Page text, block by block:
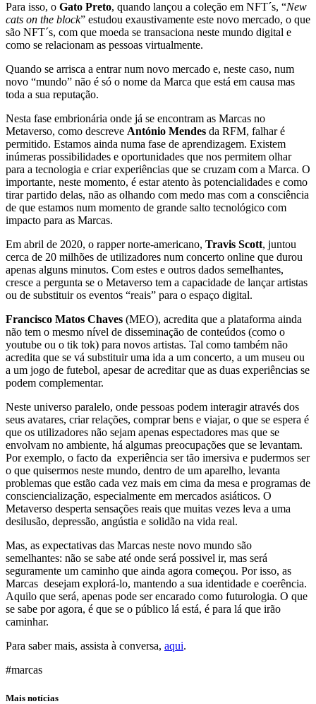
Para isso, o Gato Preto, quando lançou a coleção em NFT´s, “New
cats on the block” estudou exaustivamente este novo mercado, o que
são NFT´s, com que moeda se transaciona neste mundo digital e
como se relacionam as pessoas virtualmente.
Quando se arrisca a entrar num novo mercado e, neste caso, num
novo “mundo” não é só o nome da Marca que está em causa mas
toda a sua reputação.
Nesta fase embrionária onde já se encontram as Marcas no
Metaverso, como descreve António Mendes da RFM, falhar é
permitido. Estamos ainda numa fase de aprendizagem. Existem
inúmeras possibilidades e oportunidades que nos permitem olhar
para a tecnologia e criar experiências que se cruzam com a Marca. O
importante, neste momento, é estar atento às potencialidades e como
tirar partido delas, não as olhando com medo mas com a consciência
de que estamos num momento de grande salto tecnológico com
impacto para as Marcas.
Em abril de 2020, o rapper norte-americano, Travis Scott, juntou
cerca de 20 milhões de utilizadores num concerto online que durou
apenas alguns minutos. Com estes e outros dados semelhantes,
cresce a pergunta se o Metaverso tem a capacidade de lançar artistas
ou de substituir os eventos “reais” para o espaço digital.
Francisco Matos Chaves (MEO), acredita que a plataforma ainda
não tem o mesmo nível de disseminação de conteúdos (como o
youtube ou o tik tok) para novos artistas. Tal como também não
acredita que se vá substituir uma ida a um concerto, a um museu ou
a um jogo de futebol, apesar de acreditar que as duas experiências se
podem complementar.
Neste universo paralelo, onde pessoas podem interagir através dos
seus avatares, criar relações, comprar bens e viajar, o que se espera é
que os utilizadores não sejam apenas espectadores mas que se
envolvam no ambiente, há algumas preocupações que se levantam.
Por exemplo, o facto da experiência ser tão imersiva e pudermos ser
o que quisermos neste mundo, dentro de um aparelho, levanta
problemas que estão cada vez mais em cima da mesa e programas de
consciencialização, especialmente em mercados asiáticos. O
Metaverso desperta sensações reais que muitas vezes leva a uma
desilusão, depressão, angústia e solidão na vida real.
Mas, as expectativas das Marcas neste novo mundo são
semelhantes: não se sabe até onde será possivel ir, mas será
seguramente um caminho que ainda agora começou. Por isso, as
Marcas desejam explorá-lo, mantendo a sua identidade e coerência.
Aquilo que será, apenas pode ser encarado como futurologia. O que
se sabe por agora, é que se o público lá está, é para lá que irão
caminhar.
Para saber mais, assista à conversa, aqui.
#marcas
Mais notícias